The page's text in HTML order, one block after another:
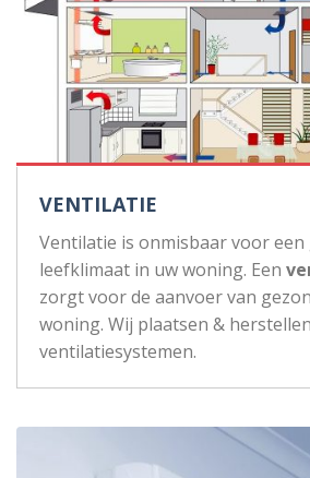
VENTILATIE
Ventilatie is onmisbaar voor een
leefklimaat in uw woning. Een
zorgt voor de aanvoer van
woning. Wij plaatsen & herstellen
ventilatiesystemen.